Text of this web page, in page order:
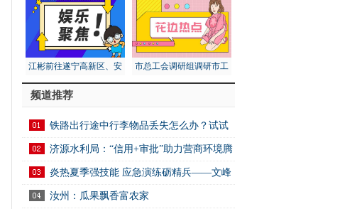
江彬前往遂宁高新区、安
居区调研第五次全国经济
普查工作
市总工会调研组调研市工
人文化宫项目建设安全工
频道推荐
铁路出行途中行李物品丢失怎么办？试试
用12306App找回
济源水利局：“信用+审批”助力营商环境腾
炎热夏季强技能 应急演练砺精兵——文峰
区万达商业服务中心开展消防应急演练活动
汝州：瓜果飘香富农家